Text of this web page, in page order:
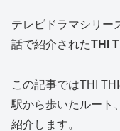
テレビドラマシリー
話で紹介されたTHI
この記事ではTHI
駅から歩いたルート
紹介します。